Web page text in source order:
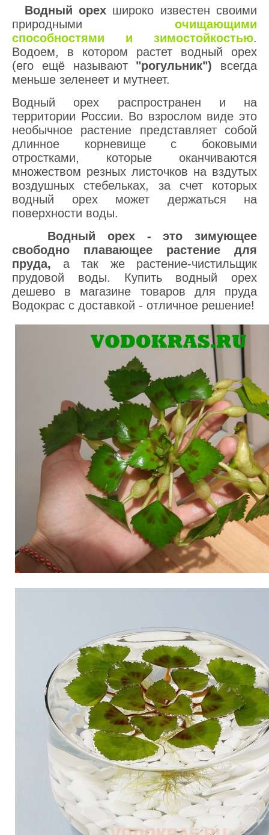
Водный орех широко известен своими
природными
очищающими
способностями и зимостойкостью.
Водоем, в котором растет водный орех
(его ещё называют "рогульник") всегда
меньше зеленеет и мутнеет.
Водный орех распространен и на
территории России. Во взрослом виде это
необычное растение представляет собой
длинное корневище с боковыми
отростками, которые оканчиваются
множеством резных листочков на вздутых
воздушных стебельках, за счет которых
водный орех может держаться на
поверхности воды.
Водный орех - это зимующее
свободно плавающее растение для
пруда, а так же растение-чистильщик
прудовой воды. Купить водный орех
дешево в магазине товаров для пруда
Водокрас с доставкой - отличное решение!